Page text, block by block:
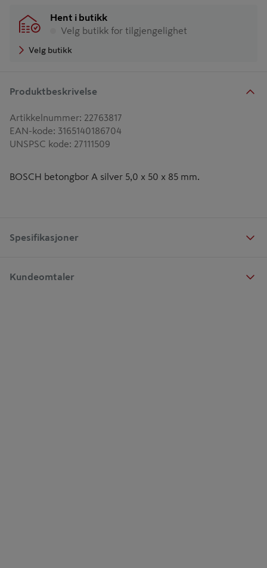
Hent i butikk
Velg butikk for tilgjengelighet
Velg butikk
Produktbeskrivelse
Artikkelnummer: 22763817
EAN-kode: 3165140186704
UNSPSC kode: 27111509
BOSCH betongbor A silver 5,0 x 50 x 85 mm.
Spesifikasjoner
Kundeomtaler